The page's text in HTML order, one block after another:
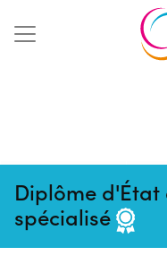
Diplôme
spécialisé
07/08/2026
Session de